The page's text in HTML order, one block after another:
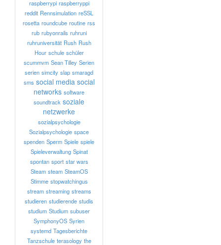
raspberrypi raspberryppi
reddit Rennsimulation reSSL
rosetta roundcube routine rss
rub rubyonrails ruhruni
ruhruniversität Rush Rush
Hour schule schüler
scummvm Sean Tilley Serien
serien simcity slap smaragd
sms social media social
networks software
soundtrack soziale
netzwerke
sozialpsychologie
Sozialpsychologie space
spenden Sperm Spiele spiele
Spieleverwaltung Spinat
spontan sport star wars
Steam steam SteamOS
Stimme stopwatchingus
stream streaming streams
studieren studierende studis
studium Studium subuser
SymphonyOS Syrien
systemd Tagesberichte
Tanzschule terasology the